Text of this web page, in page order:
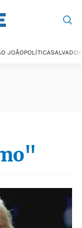
JOÃOPOLÍTICASALVADOR